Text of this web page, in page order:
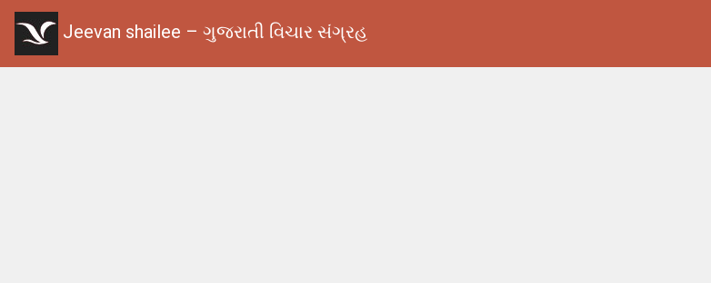
Jeevan shailee – ગુજરાતી વિચાર સંગ્રહ